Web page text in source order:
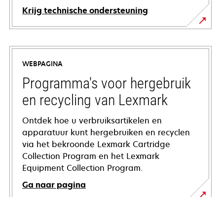
Krijg technische ondersteuning
opens
in
new
tab
WEBPAGINA
Programma's voor hergebruik
en recycling van Lexmark
Ontdek hoe u verbruiksartikelen en
apparatuur kunt hergebruiken en recyclen
via het bekroonde Lexmark Cartridge
Collection Program en het Lexmark
Equipment Collection Program.
Ga naar pagina